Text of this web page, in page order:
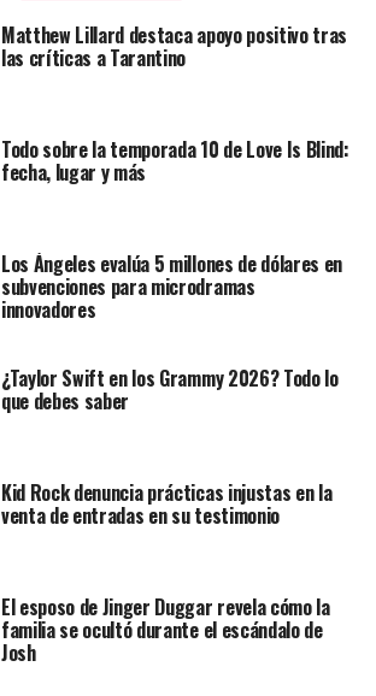
Matthew Lillard destaca apoyo positivo tras
las críticas a Tarantino
Todo sobre la temporada 10 de Love Is Blind:
fecha, lugar y más
Los Ángeles evalúa 5 millones de dólares en
subvenciones para microdramas
innovadores
¿Taylor Swift en los Grammy 2026? Todo lo
que debes saber
Kid Rock denuncia prácticas injustas en la
venta de entradas en su testimonio
El esposo de Jinger Duggar revela cómo la
familia se ocultó durante el escándalo de
Josh